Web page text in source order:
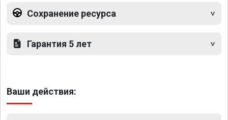
Сохранение ресурса
Гарантия 5 лет
Ваши действия: